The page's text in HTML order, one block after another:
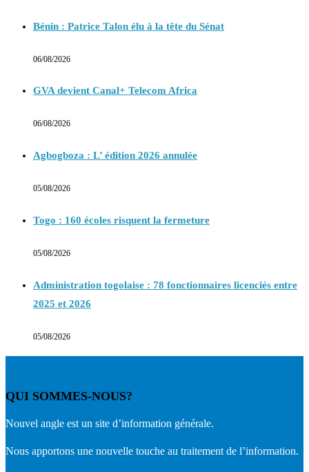
Bénin : Patrice Talon élu à la tête du Sénat
06/08/2026
GVA devient Canal+ Telecom Africa
06/08/2026
Agbogboza : L’ édition 2026 annulée
05/08/2026
Togo : 160 écoles risquent la fermeture
05/08/2026
Administration togolaise : 78 fonctionnaires licenciés entre
2025 et 2026
05/08/2026
QUI SOMMES-NOUS?
Nouvel angle est un site d’information générale.
Nous apportons une nouvelle touche au traitement de l’information.